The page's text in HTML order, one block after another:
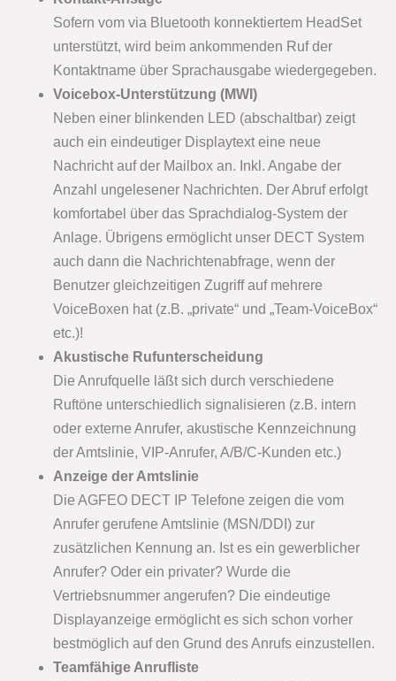
Sofern vom via Bluetooth konnektiertem HeadSet
unterstützt, wird beim ankommenden Ruf der
Kontaktname über Sprachausgabe wiedergegeben.
Voicebox-Unterstützung (MWI)
Neben einer blinkenden LED (abschaltbar) zeigt
auch ein eindeutiger Displaytext eine neue
Nachricht auf der Mailbox an. Inkl. Angabe der
Anzahl ungelesener Nachrichten. Der Abruf erfolgt
komfortabel über das Sprachdialog-System der
Anlage. Übrigens ermöglicht unser DECT System
auch dann die Nachrichtenabfrage, wenn der
Benutzer gleichzeitigen Zugriff auf mehrere
VoiceBoxen hat (z.B. „private“ und „Team-VoiceBox“
etc.)!
Akustische Rufunterscheidung
Die Anrufquelle läßt sich durch verschiedene
Ruftöne unterschiedlich signalisieren (z.B. intern
oder externe Anrufer, akustische Kennzeichnung
der Amtslinie, VIP-Anrufer, A/B/C-Kunden etc.)
Anzeige der Amtslinie
Die AGFEO DECT IP Telefone zeigen die vom
Anrufer gerufene Amtslinie (MSN/DDI) zur
zusätzlichen Kennung an. Ist es ein gewerblicher
Anrufer? Oder ein privater? Wurde die
Vertriebsnummer angerufen? Die eindeutige
Displayanzeige ermöglicht es sich schon vorher
bestmöglich auf den Grund des Anrufs einzustellen.
Teamfähige Anrufliste